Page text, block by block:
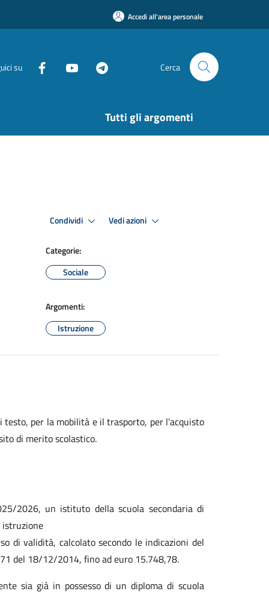
Accedi all'area personale
su Cerca
Tutti gli argomenti
Condividi Vedi azioni
Categorie:
Sociale
Argomenti:
Istruzione
testo, per la mobilità e il trasporto, per l’acquisto
di merito scolastico.
2026, un istituto della scuola secondaria di
istruzione
di validità, calcolato secondo le indicazioni del
del 18/12/2014, fino ad euro 15.748,78.
sia già in possesso di un diploma di scuola